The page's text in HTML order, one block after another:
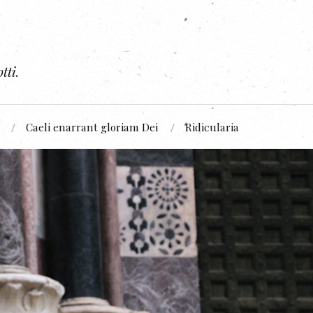
Caeli enarrant gloriam Dei Ridicularia